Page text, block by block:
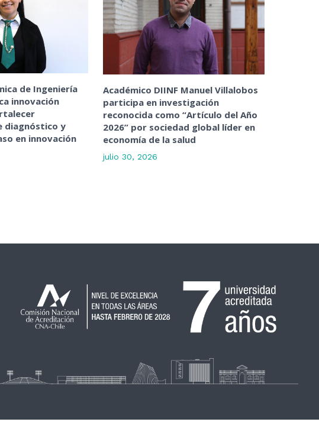
de Ingeniería
innovación
diagnóstico y
en innovación
Académico DIINF Manuel Villalobos
participa en investigación
reconocida como “Artículo del Año
2026” por sociedad global líder en
economía de la salud
julio 30, 2026